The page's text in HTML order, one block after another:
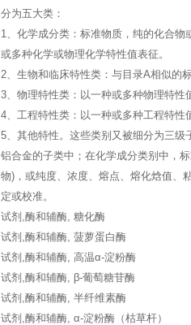
分为五大类：
1、化学成分类：标准物质，纯的化合
或多种化学或物理化学特性值表征。
2、生物和临床特性类：与目录A相似的
3、物理特性类：以一种或多种物理特性
4、工程特性类：以一种或多种工程特性
5、其他特性。这些类别又被细分为三
铝合金的子类中；在化学成分类别中，
物)，或纯度、浓度、熔点、熔化焓值、
定或校准。
试剂,酶和辅酶, 糖化酶
试剂,酶和辅酶, 菠萝蛋白酶
试剂,酶和辅酶, 高温α-淀粉酶
试剂,酶和辅酶, β-葡萄糖苷酶
试剂,酶和辅酶, 半纤维素酶
试剂,酶和辅酶, α-淀粉酶（枯草杆）